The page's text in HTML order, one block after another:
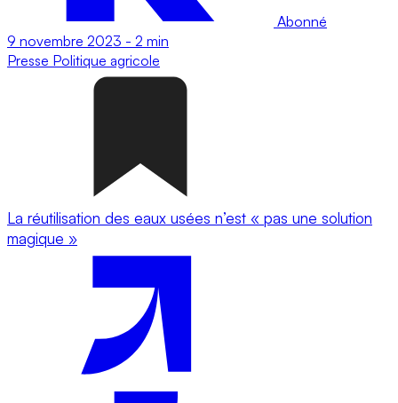
Abonné
9 novembre 2023 - 2 min
Presse Politique agricole
La réutilisation des eaux usées n’est « pas une solution
magique »